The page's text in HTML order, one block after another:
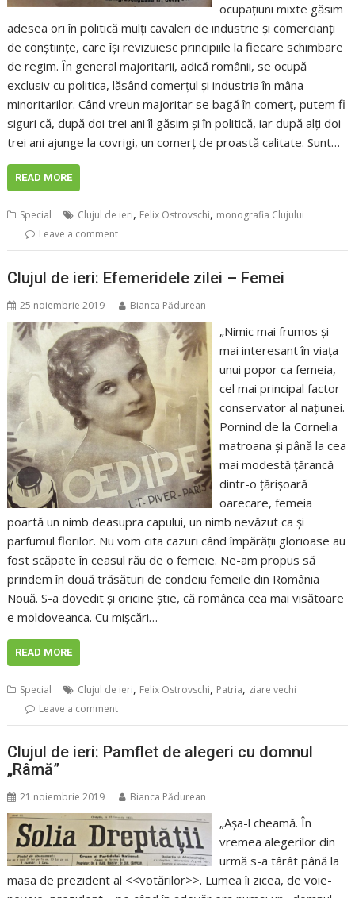
ocupațiuni mixte găsim
adesea ori în politică mulți cavaleri de industrie și comercianți
de conștiințe, care își revizuiesc principiile la fiecare schimbare
de regim. În general majoritarii, adică românii, se ocupă
exclusiv cu politica, lăsând comerțul și industria în mâna
minoritarilor. Când vreun majoritar se bagă în comerț, putem fi
siguri că, după doi trei ani îl găsim și în politică, iar după alți doi
trei ani ajunge la covrigi, un comerț de proastă calitate. Sunt…
READ MORE
Special Clujul de ieri, Felix Ostrovschi, monografia Clujului
Leave a comment
Clujul de ieri: Efemeridele zilei – Femei
25 noiembrie 2019 Bianca Pădurean
„Nimic mai frumos și
mai interesant în viața
unui popor ca femeia,
cel mai principal factor
conservator al națiunei.
Pornind de la Cornelia
matroana și până la cea
mai modestă țărancă
dintr-o țărișoară
oarecare, femeia
poartă un nimb deasupra capului, un nimb nevăzut ca și
parfumul florilor. Nu vom cita cazuri când împărății glorioase au
fost scăpate în ceasul rău de o femeie. Ne-am propus să
prindem în două trăsături de condeiu femeile din România
Nouă. S-a dovedit și oricine știe, că românca cea mai visătoare
e moldoveanca. Cu mișcări…
READ MORE
Special Clujul de ieri, Felix Ostrovschi, Patria, ziare vechi
Leave a comment
Clujul de ieri: Pamflet de alegeri cu domnul
„Râmă”
21 noiembrie 2019 Bianca Pădurean
„Așa-l cheamă. În
vremea alegerilor din
urmă s-a târât până la
masa de prezident al <<votărilor>>. Lumea îi zicea, de voie-